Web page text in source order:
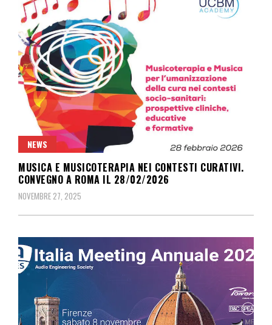
NEWS
MUSICA E MUSICOTERAPIA NEI CONTESTI CURATIVI.
CONVEGNO A ROMA IL 28/02/2026
NOVEMBRE 27, 2025